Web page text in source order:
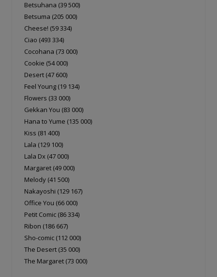
Betsuhana (39 500)
Betsuma (205 000)
Cheese! (59 334)
Ciao (493 334)
Cocohana (73 000)
Cookie (54 000)
Desert (47 600)
Feel Young (19 134)
Flowers (33 000)
Gekkan You (83 000)
Hana to Yume (135 000)
Kiss (81 400)
Lala (129 100)
Lala Dx (47 000)
Margaret (49 000)
Melody (41 500)
Nakayoshi (129 167)
Office You (66 000)
Petit Comic (86 334)
Ribon (186 667)
Sho-comic (112 000)
The Desert (35 000)
The Margaret (73 000)